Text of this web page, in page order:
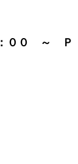
：００ ～ Ｐ